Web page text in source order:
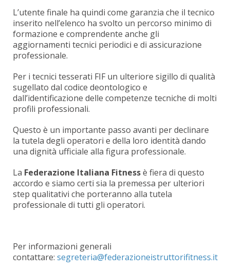
L’utente finale ha quindi come garanzia che il tecnico
inserito nell’elenco ha svolto un percorso minimo di
formazione e comprendente anche gli
aggiornamenti tecnici periodici e di assicurazione
professionale.
Per i tecnici tesserati FIF un ulteriore sigillo di qualità
sugellato dal codice deontologico e
dall’identificazione delle competenze tecniche di molti
profili professionali.
Questo è un importante passo avanti per declinare
la tutela degli operatori e della loro identità dando
una dignità ufficiale alla figura professionale.
La Federazione Italiana Fitnessè fiera di questo
accordo e siamo certi sia la premessa per ulteriori
step qualitativi che porteranno alla tutela
professionale di tutti gli operatori.
Per informazioni generali
contattare: